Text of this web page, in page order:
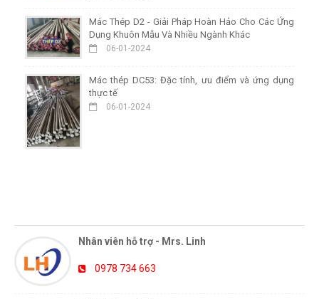
Mác Thép D2 - Giải Pháp Hoàn Hảo Cho Các Ứng
Dụng Khuôn Mẫu Và Nhiều Ngành Khác
06-01-2024
Mác thép DC53: Đặc tính, ưu điểm và ứng dụng
thực tế
06-01-2024
Nhân viên hỗ trợ - Mrs. Linh
0978 734 663